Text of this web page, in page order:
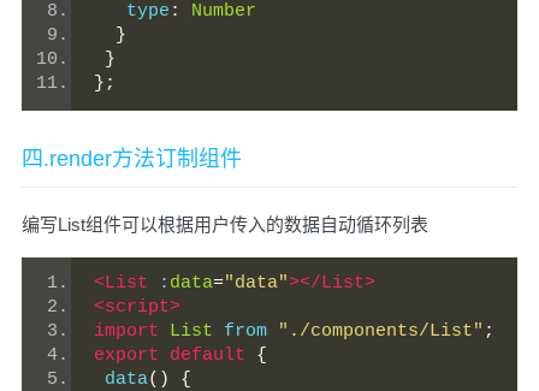
   type
:
Number
}
}
};
四.render方法订制组件
编写List组件可以根据用户传入的数据自动循环列表
<List : data="data"></List>
<script>
import
List from "./components/List" ;
export
default
{
data()
{